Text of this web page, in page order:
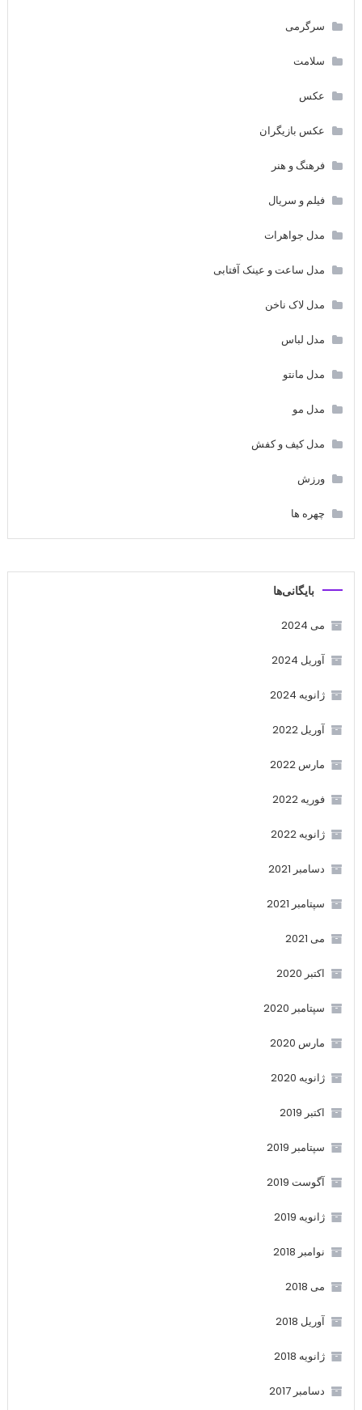
سرگرمی
سلامت
عکس
عکس بازیگران
فرهنگ و هنر
فیلم و سریال
مدل جواهرات
مدل ساعت و عینک آفتابی
مدل لاک ناخن
مدل لباس
مدل مانتو
مدل مو
مدل کیف و کفش
ورزش
چهره ها
بایگانی‌ها
می 2024
آوریل 2024
ژانویه 2024
آوریل 2022
مارس 2022
فوریه 2022
ژانویه 2022
دسامبر 2021
سپتامبر 2021
می 2021
اکتبر 2020
سپتامبر 2020
مارس 2020
ژانویه 2020
اکتبر 2019
سپتامبر 2019
آگوست 2019
ژانویه 2019
نوامبر 2018
می 2018
آوریل 2018
ژانویه 2018
دسامبر 2017